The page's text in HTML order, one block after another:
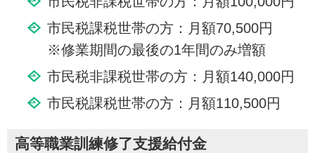
市民税課税世帯の方：月額70,500円
※修業期間の最後の1年間のみ増額
市民税非課税世帯の方：月額140,000円
市民税課税世帯の方：月額110,500円
高等職業訓練修了支援給付金